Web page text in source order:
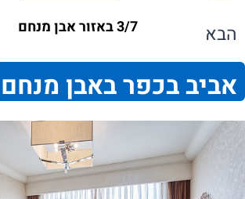
הבא 3/7 באזור אבן מנחם
אביב בכפר באבן מנחם